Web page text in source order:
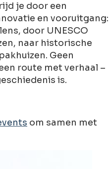
je door een
en vooruitgang:
door UNESCO
naar historische
Geen
route met verhaal –
is.
om samen met